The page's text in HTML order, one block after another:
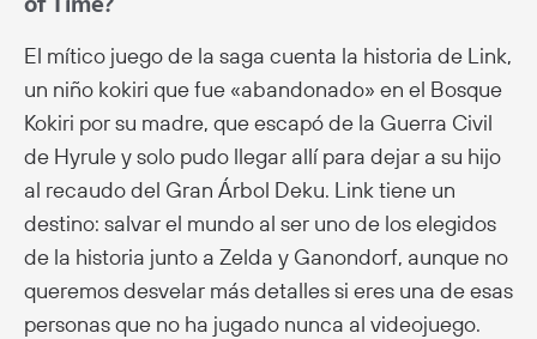
El mítico juego de la saga cuenta la historia de Link,
un niño kokiri que fue «abandonado» en el Bosque
Kokiri por su madre, que escapó de la Guerra Civil
de Hyrule y solo pudo llegar allí para dejar a su hijo
al recaudo del Gran Árbol Deku. Link tiene un
destino: salvar el mundo al ser uno de los elegidos
de la historia junto a Zelda y Ganondorf, aunque no
queremos desvelar más detalles si eres una de esas
personas que no ha jugado nunca al videojuego.